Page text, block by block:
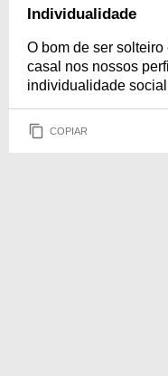
Individualidade
O bom de ser
casal nos nossos
individualidade
COPIAR